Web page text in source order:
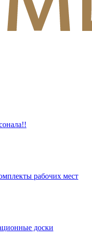
рабочих мест
доски